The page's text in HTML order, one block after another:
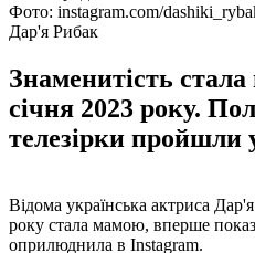
Фото: instagram.com/
Дар'я Рибак
Знаменитість
січня 2023 року.
телезірки пройшли
Відома українська актриса
року стала мамою, вперше
оприлюднила в Instagram.